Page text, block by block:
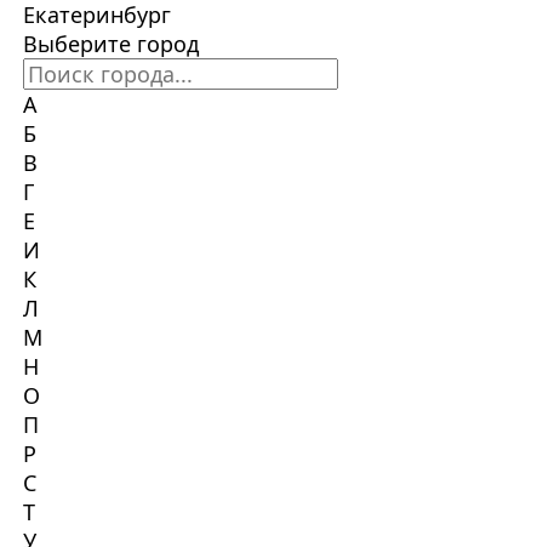
Екатеринбург
Выберите город
А
Б
В
Г
Е
И
К
Л
М
Н
О
П
Р
С
Т
У